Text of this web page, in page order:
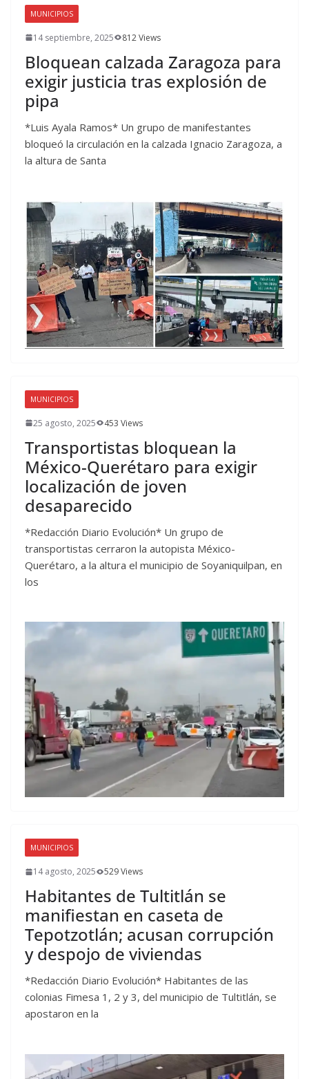
MUNICIPIOS
14 septiembre, 2025 812 Views
Bloquean calzada Zaragoza para
exigir justicia tras explosión de
pipa
*Luis Ayala Ramos* Un grupo de manifestantes
bloqueó la circulación en la calzada Ignacio Zaragoza, a
la altura de Santa
MUNICIPIOS
25 agosto, 2025 453 Views
Transportistas bloquean la
México-Querétaro para exigir
localización de joven
desaparecido
*Redacción Diario Evolución* Un grupo de
transportistas cerraron la autopista México-
Querétaro, a la altura el municipio de Soyaniquilpan, en
los
MUNICIPIOS
14 agosto, 2025 529 Views
Habitantes de Tultitlán se
manifiestan en caseta de
Tepotzotlán; acusan corrupción
y despojo de viviendas
*Redacción Diario Evolución* Habitantes de las
colonias Fimesa 1, 2 y 3, del municipio de Tultitlán, se
apostaron en la